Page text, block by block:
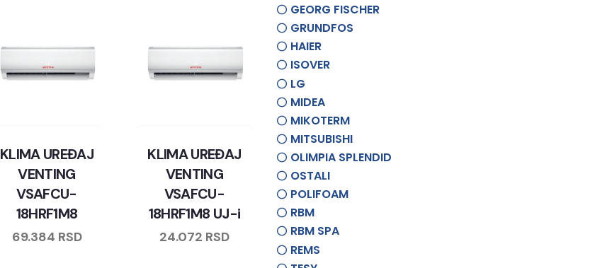
KLIMA UREĐAJ
VENTING
VSAFCU-
18HRF1M8
69.384 RSD
KLIMA UREĐAJ
VENTING
VSAFCU-
18HRF1M8 UJ-i
24.072 RSD
GEORG FISCHER
GRUNDFOS
HAIER
ISOVER
LG
MIDEA
MIKOTERM
MITSUBISHI
OLIMPIA SPLENDID
OSTALI
POLIFOAM
RBM
RBM SPA
REMS